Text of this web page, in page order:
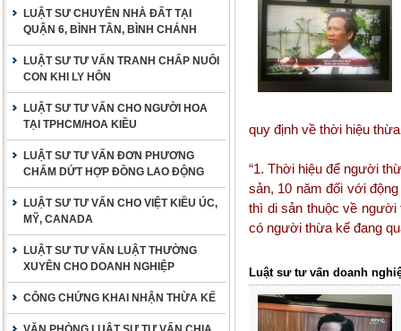
LUẬT SƯ CHUYÊN NHÀ ĐẤT TẠI
QUẬN 6, BÌNH TÂN, BÌNH CHÁNH
LUẬT SƯ TƯ VẤN TRANH CHẤP NUÔI
CON KHI LY HÔN
LUẬT SƯ TƯ VẤN CHO NGƯỜI HOA
TẠI TPHCM/HOA KIỀU
LUẬT SƯ TƯ VẤN ĐƠN PHƯƠNG
CHẤM DỨT HỢP ĐỒNG LAO ĐỘNG
LUẬT SƯ TƯ VẤN CHO VIỆT KIỀU ÚC,
MỸ, CANADA
LUẬT SƯ TƯ VẤN LUẬT THƯỜNG
XUYÊN CHO DOANH NGHIỆP
CÔNG CHỨNG KHAI NHẬN THỪA KẾ
quy định về thời hiệu
“1. Thời hiệu để người
sản, 10 năm đối với
thì di sản thuộc về người
có người thừa kế đang
Luật sư tư vấn doanh